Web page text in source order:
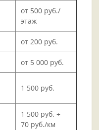
от 500 руб./
этаж
от 200 руб.
от 5 000 руб.
1 500 руб.
1 500 руб. +
70 руб./км